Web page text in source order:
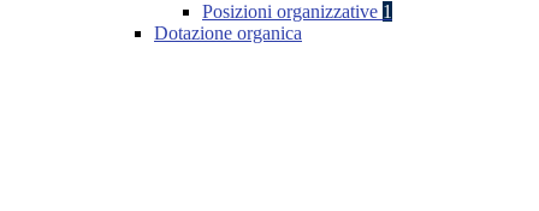
Posizioni organizzative 1
Dotazione organica